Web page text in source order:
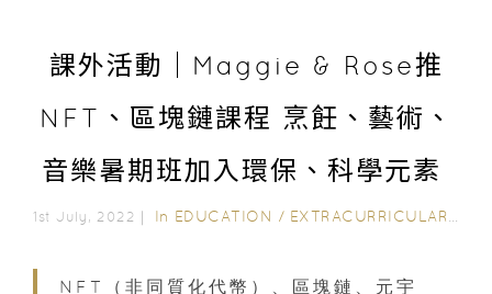
課外活動｜Maggie & Rose推
NFT、區塊鏈課程 烹飪、藝術、
音樂暑期班加入環保、科學元素
1st July, 2022｜ In EDUCATION / EXTRACURRICULAR ACTIVITIES
NFT（非同質化代幣）、區塊鏈、元宇